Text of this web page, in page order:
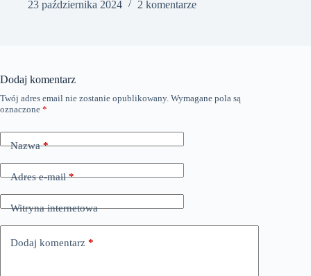
23 października 2024
2 komentarze
Dodaj komentarz
Twój adres email nie zostanie opublikowany. Wymagane pola są
oznaczone *
Nazwa*
Adres e-mail*
Witryna internetowa
Dodaj komentarz *